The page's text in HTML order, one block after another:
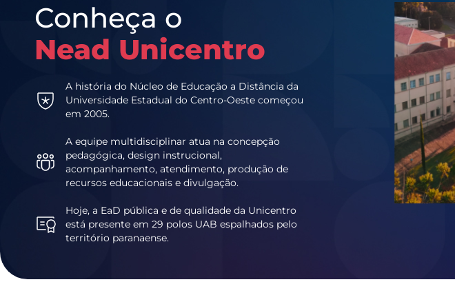
Conheça o
Nead Unicentro
A história do Núcleo de Educação a Distância da
Universidade Estadual do Centro-Oeste começou
em 2005.
A equipe multidisciplinar atua na concepção
pedagógica, design instrucional,
acompanhamento, atendimento, produção de
recursos educacionais e divulgação.
Hoje, a EaD pública e de qualidade da Unicentro
está presente em 29 polos UAB espalhados pelo
território paranaense.